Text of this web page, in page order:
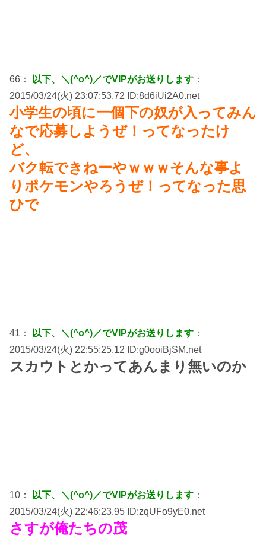
66： 以下、＼(^o^)／でVIPがお送りします ：
2015/03/24(火) 23:07:53.72 ID:8d6iUi2A0.net
小学生の頃に一個下の奴が入ってみん
なで応募しようぜ！ってなったけ
ど、
バク転できねーやｗｗｗそんな事よ
りポケモンやろうぜ！ってなった思
ひで
41： 以下、＼(^o^)／でVIPがお送りします ：
2015/03/24(火) 22:55:25.12 ID:g0ooiBjSM.net
スカウトとかってあんまり無いのか
10： 以下、＼(^o^)／でVIPがお送りします ：
2015/03/24(火) 22:46:23.95 ID:zqUFo9yE0.net
さすが俺たちの茂